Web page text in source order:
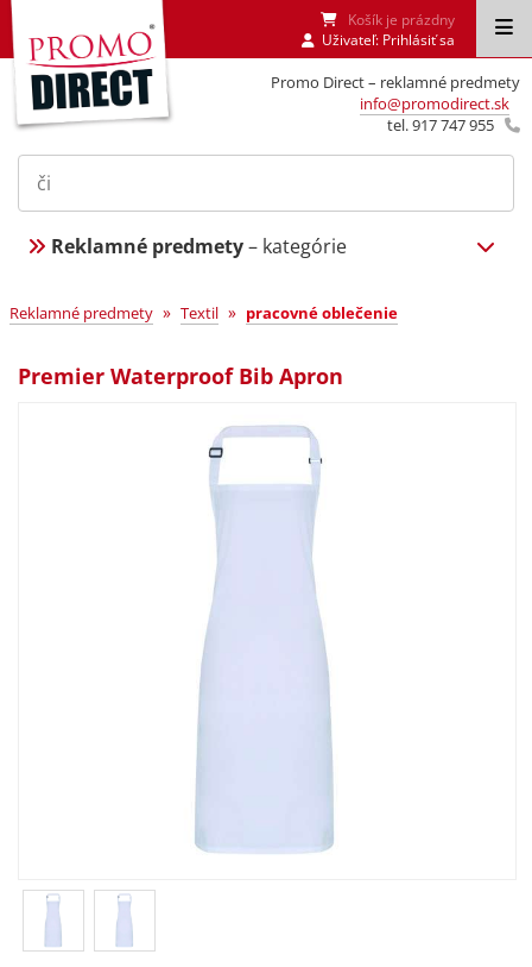
Promo Direct – reklamné predmety
info@promodirect.sk
tel. 917 747 955
Košík je prázdny
Uživateľ: Prihlásiť sa
Reklamné predmety– kategórie
Reklamné predmety » Textil » pracovné oblečenie
Premier Waterproof Bib Apron